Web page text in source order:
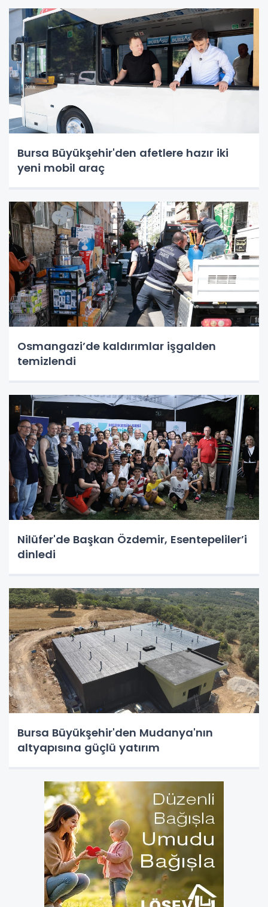
Bursa Büyükşehir'den afetlere hazır iki
yeni mobil araç
Osmangazi’de kaldırımlar işgalden
temizlendi
Nilüfer'de Başkan Özdemir, Esentepeliler’i
dinledi
Bursa Büyükşehir'den Mudanya'nın
altyapısına güçlü yatırım